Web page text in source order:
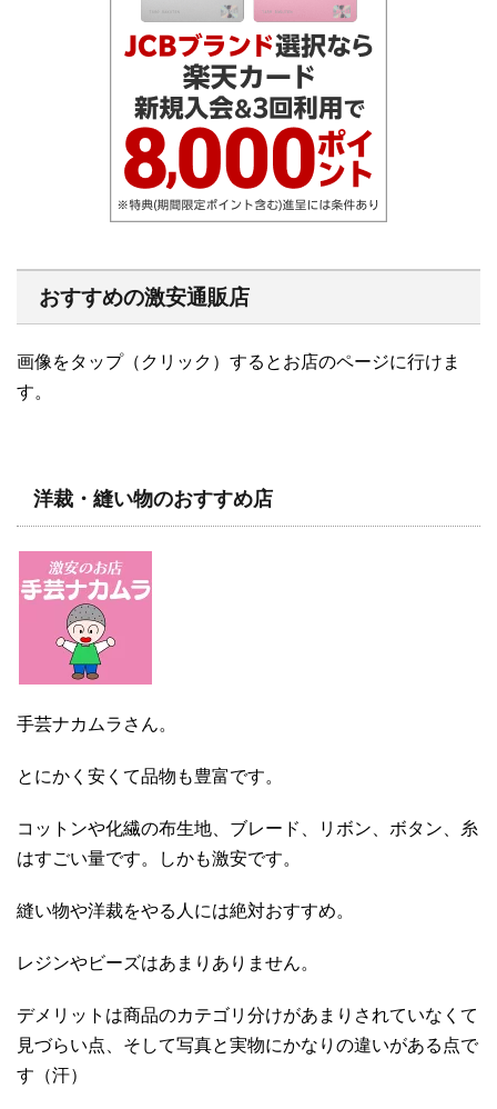
おすすめの激安通販店
画像をタップ（クリック）するとお店のページに行けま
す。
洋裁・縫い物のおすすめ店
手芸ナカムラさん。
とにかく安くて品物も豊富です。
コットンや化繊の布生地、ブレード、リボン、ボタン、糸
はすごい量です。しかも激安です。
縫い物や洋裁をやる人には絶対おすすめ。
レジンやビーズはあまりありません。
デメリットは商品のカテゴリ分けがあまりされていなくて
見づらい点、そして写真と実物にかなりの違いがある点で
す（汗）